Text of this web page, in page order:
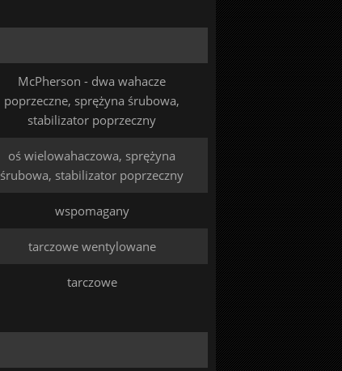
McPherson - dwa wahacze
poprzeczne, sprężyna śrubowa,
stabilizator poprzeczny
oś wielowahaczowa, sprężyna
śrubowa, stabilizator poprzeczny
wspomagany
tarczowe wentylowane
tarczowe